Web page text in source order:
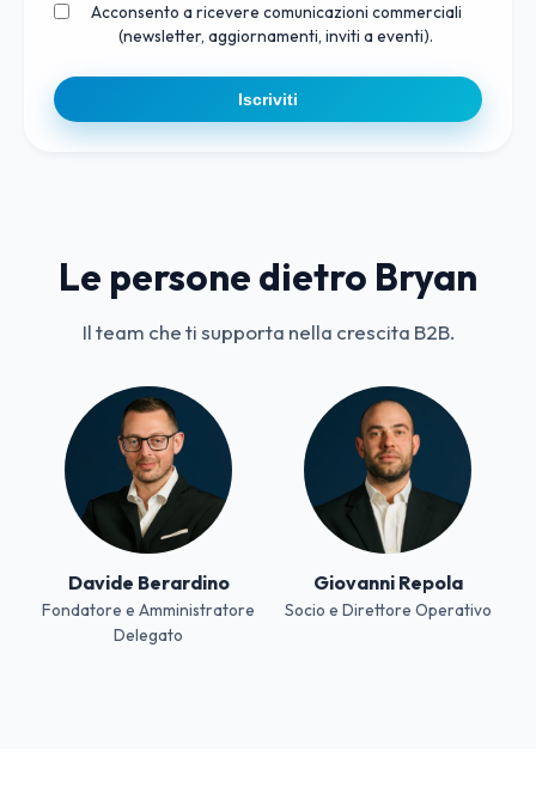
Acconsento a ricevere comunicazioni commerciali
(newsletter, aggiornamenti, inviti a eventi).
Iscriviti
Le persone dietro Bryan
Il team che ti supporta nella crescita B2B.
Davide Berardino
Fondatore e Amministratore
Delegato
Giovanni Repola
Socio e Direttore Operativo